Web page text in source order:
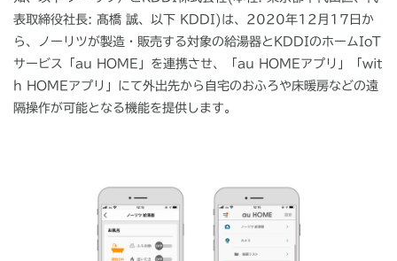
表取締役社長: 髙橋 誠、以下 KDDI) は、 2020年12 月 17 日か
ら、ノーリツが製造・販売する対象の給湯器と KDDI のホーム IoT
サービス「 au HOME 」を連携させ、「 au HOME アプリ」「 wit
h HOME アプリ」にて外出先から自宅のおふろや床暖房などの遠
隔操作が可能となる機能を提供します。